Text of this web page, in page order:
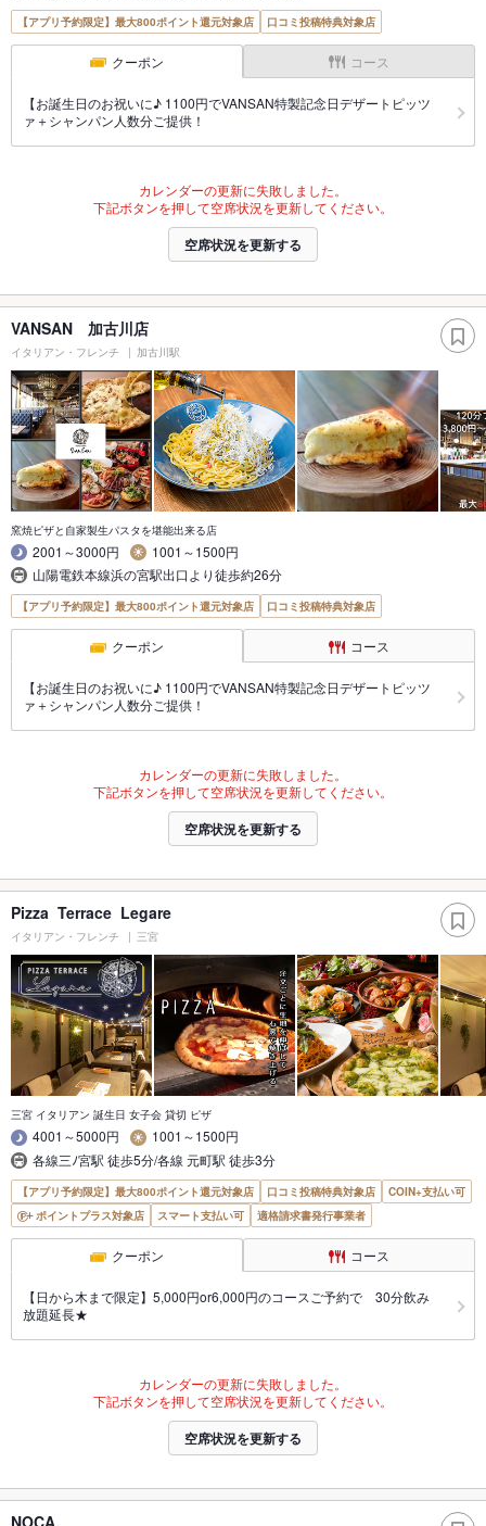
【アプリ予約限定】最大800ポイント還元対象店 口コミ投稿特典対象店
クーポン コース
【お誕生日のお祝いに♪ 1100円でVANSAN特製記念日デザートピッツ
ァ＋シャンパン人数分ご提供！
カレンダーの更新に失敗しました。
下記ボタンを押して空席状況を更新してください。
空席状況を更新する
VANSAN 加古川店
イタリアン・フレンチ 加古川駅
窯焼ピザと自家製生パスタを堪能出来る店
2001～3000円
1001～1500円
山陽電鉄本線浜の宮駅出口より徒歩約26分
【アプリ予約限定】最大800ポイント還元対象店 口コミ投稿特典対象店
クーポン コース
【お誕生日のお祝いに♪ 1100円でVANSAN特製記念日デザートピッツ
ァ＋シャンパン人数分ご提供！
カレンダーの更新に失敗しました。
下記ボタンを押して空席状況を更新してください。
空席状況を更新する
Pizza Terrace Legare
イタリアン・フレンチ 三宮
三宮 イタリアン 誕生日 女子会 貸切 ピザ
4001～5000円
1001～1500円
各線三ﾉ宮駅 徒歩5分/各線 元町駅 徒歩3分
【アプリ予約限定】最大800ポイント還元対象店 口コミ投稿特典対象店
COIN+支払い可
ポイントプラス対象店
スマート支払い可 適格請求書発行事業者
クーポン コース
【日から木まで限定】5,000円or6,000円のコースご予約で 30分飲み
放題延長★
カレンダーの更新に失敗しました。
下記ボタンを押して空席状況を更新してください。
空席状況を更新する